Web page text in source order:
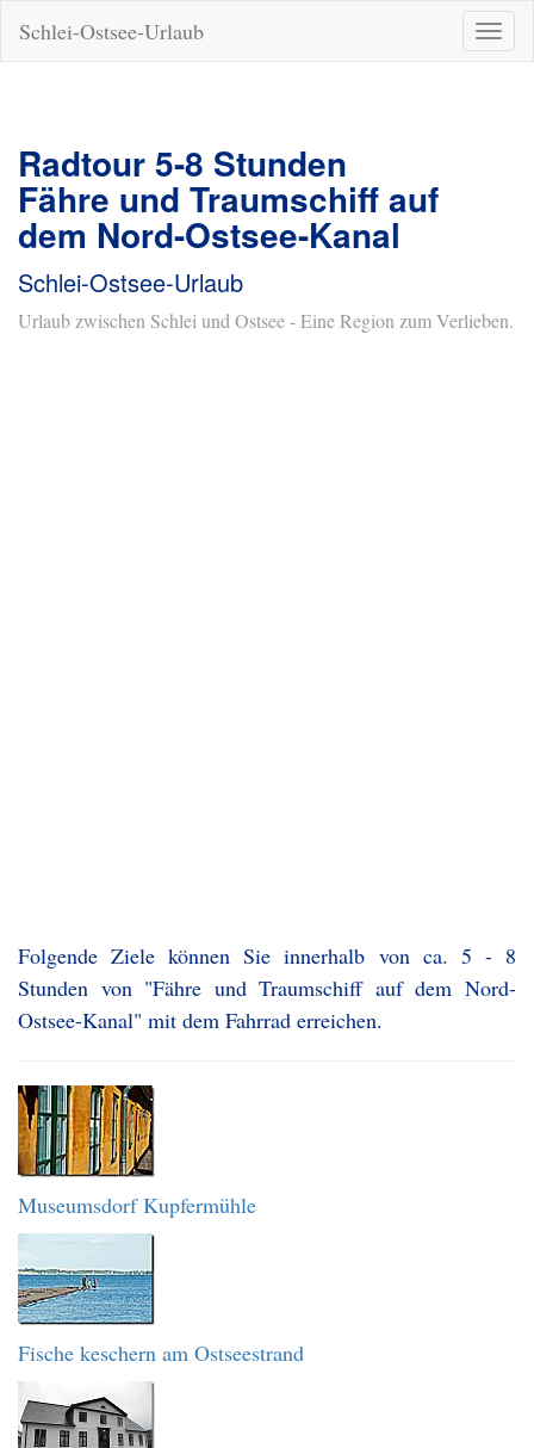
ein-/
Schlei-Ostsee-Urlaub
Radtour 5-8 Stunden
Fähre und Traumschiff auf
dem Nord-Ostsee-Kanal
Schlei-Ostsee-Urlaub
Urlaub zwischen Schlei und Ostsee - Eine Region zum Verlieben.
Folgende Ziele können Sie innerhalb von ca. 5 - 8
Stunden von "Fähre und Traumschiff auf dem Nord-
Ostsee-Kanal" mit dem Fahrrad erreichen.
Museumsdorf Kupfermühle
Fische keschern am Ostseestrand